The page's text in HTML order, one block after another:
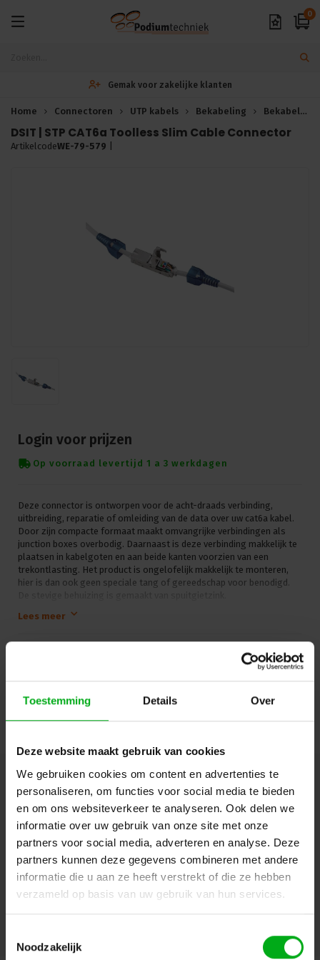
Toestemming Details Over
Deze website maakt gebruik van cookies
We gebruiken cookies om content en advertenties te
personaliseren, om functies voor social media te bieden
en om ons websiteverkeer te analyseren. Ook delen we
informatie over uw gebruik van onze site met onze
partners voor social media, adverteren en analyse. Deze
partners kunnen deze gegevens combineren met andere
informatie die u aan ze heeft verstrekt of die ze hebben
verzameld op basis van uw gebruik van hun services.
Noodzakelijk
0
Gemak voor zakelijke klanten
Home Connectoren UTP kabels Bekabeling Bekabeling
DSIT | STP CAT6a Toolless Slim Cable Connector
ArtikelcodeWE-79-579
Login voor prijzen
Op voorraad levertijd 1 a 3 werkdagen
Deze connector is ontworpen voor de acht-draads verbinding,
uitbreiding, reparatie of omleiding van de data over uw cat6a kabel.
Door zijn compacte formaat maakt omvangrijke verbindingen als
junction boxes overbodig. Daarnaast is deze verbinding makkelijk te
plaatsen in kabelgoten en aan beide kanten voorzien van een
trekontlasting. Het product is ongelofelijk makkelijk te monteren,
hier is dan ook geen speciale tang of gereedschap voor benodigd.
Lees meer
Login of account aanmaken - en krijg direct korting
Doorgaan
Beschrijving en specificaties Downloads
FAQ en reviews
Hulp of advies nodig?Ons team staat graag voor
je klaar!